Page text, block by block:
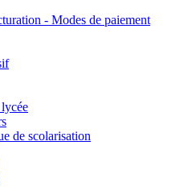
- Modes de paiement
de scolarisation